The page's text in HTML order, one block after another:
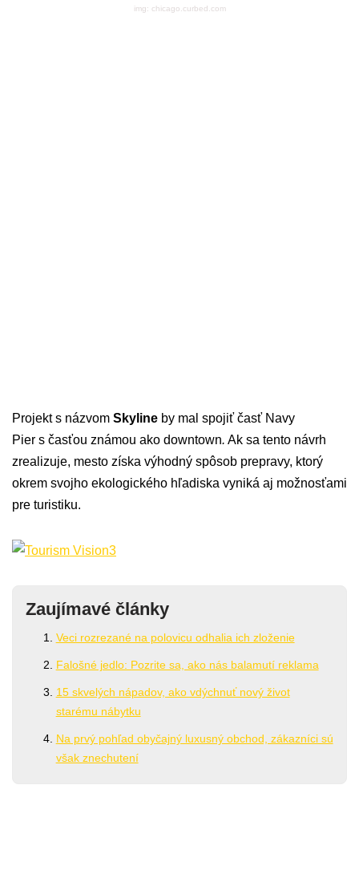
img: chicago.curbed.com
Projekt s názvom Skyline by mal spojiť časť Navy
Pier s časťou známou ako downtown. Ak sa tento návrh
zrealizuje, mesto získa výhodný spôsob prepravy, ktorý
okrem svojho ekologického hľadiska vyniká aj možnosťami
pre turistiku.
Zaujímavé články
Veci rozrezané na polovicu odhalia ich zloženie
Falošné jedlo: Pozrite sa, ako nás balamutí reklama
15 skvelých nápadov, ako vdýchnuť nový život
starému nábytku
Na prvý pohľad obyčajný luxusný obchod, zákazníci sú
však znechutení